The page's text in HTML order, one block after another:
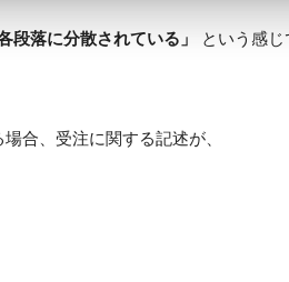
段落に分散されている」 という感じ
合、受注に関する記述が、